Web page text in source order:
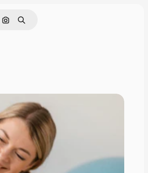
Szukaj według obrazu
Szukaj